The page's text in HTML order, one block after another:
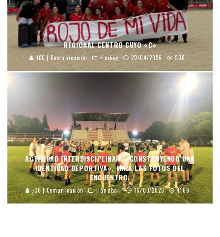
REGIONAL CENTRO CUYO «C»
JCC | Comunicación Hockey 20/04/2026 900
ACTIVIDAD INTERDISCIPLINAR: «CONSTRUYENDO UNA
IDENTIDAD DEPORTIVA». MIRÁ LAS FOTOS DEL
ENCUENTRO.
JCC | Comunicación Handball 16/03/2023 4169